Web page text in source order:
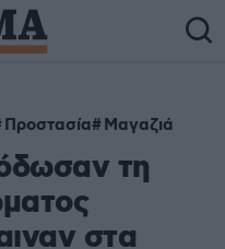
Προστασία Μαγαζιά
τη
στα